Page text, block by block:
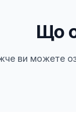
Що
ви можете